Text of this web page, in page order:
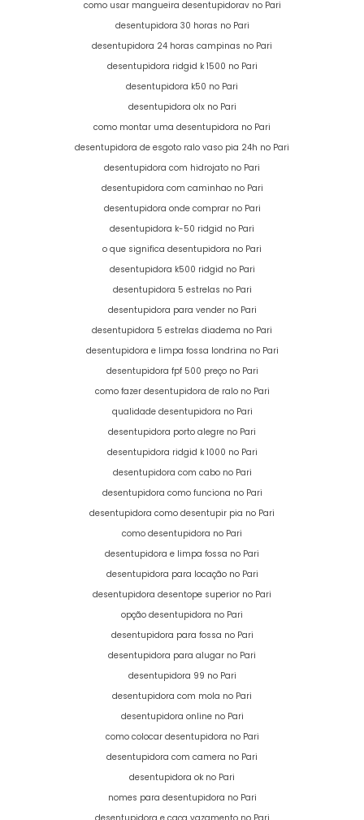
como usar mangueira desentupidorav no Pari
desentupidora 30 horas no Pari
desentupidora 24 horas campinas no Pari
desentupidora ridgid k 1500 no Pari
desentupidora k50 no Pari
desentupidora olx no Pari
como montar uma desentupidora no Pari
desentupidora de esgoto ralo vaso pia 24h no Pari
desentupidora com hidrojato no Pari
desentupidora com caminhao no Pari
desentupidora onde comprar no Pari
desentupidora k-50 ridgid no Pari
o que significa desentupidora no Pari
desentupidora k500 ridgid no Pari
desentupidora 5 estrelas no Pari
desentupidora para vender no Pari
desentupidora 5 estrelas diadema no Pari
desentupidora e limpa fossa londrina no Pari
desentupidora fpf 500 preço no Pari
como fazer desentupidora de ralo no Pari
qualidade desentupidora no Pari
desentupidora porto alegre no Pari
desentupidora ridgid k 1000 no Pari
desentupidora com cabo no Pari
desentupidora como funciona no Pari
desentupidora como desentupir pia no Pari
como desentupidora no Pari
desentupidora e limpa fossa no Pari
desentupidora para locação no Pari
desentupidora desentope superior no Pari
opção desentupidora no Pari
desentupidora para fossa no Pari
desentupidora para alugar no Pari
desentupidora 99 no Pari
desentupidora com mola no Pari
desentupidora online no Pari
como colocar desentupidora no Pari
desentupidora com camera no Pari
desentupidora ok no Pari
nomes para desentupidora no Pari
desentupidora e caça vazamento no Pari